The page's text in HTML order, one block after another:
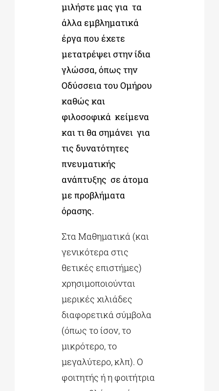
μιλήστε μας για τα
άλλα εμβληματικά
έργα που έχετε
μετατρέψει στην ίδια
γλώσσα, όπως την
Οδύσσεια του Ομήρου
καθώς και
φιλοσοφικά κείμενα
και τι θα σημάνει για
τις δυνατότητες
πνευματικής
ανάπτυξης σε άτομα
με προβλήματα
όρασης.
Στα Μαθηματικά (και
γενικότερα στις
θετικές επιστήμες)
χρησιμοποιούνται
μερικές χιλιάδες
διαφορετικά σύμβολα
(όπως το ίσον, το
μικρότερο, το
μεγαλύτερο, κλπ). Ο
φοιτητής ή η φοιτήτρια